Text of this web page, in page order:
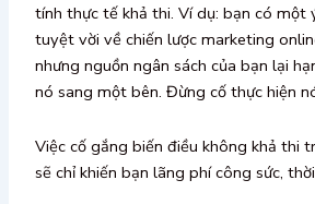
tính thực tế khả thi. Ví dụ: bạn có một
tuyệt vời về chiến lược marketing
nhưng nguồn ngân sách của bạn lại
nó sang một bên. Đừng cố thực hiện
Việc cố gắng biến điều không khả thi
sẽ chỉ khiến bạn lãng phí công sức,